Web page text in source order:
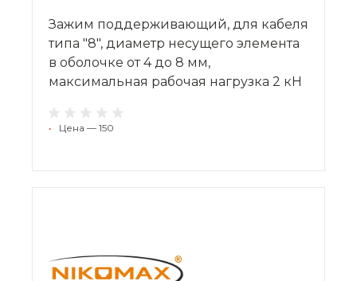
Зажим поддерживающий, для кабеля
типа "8", диаметр несущего элемента
в оболочке от 4 до 8 мм,
максимальная рабочая нагрузка 2 кН
• Цена — 150